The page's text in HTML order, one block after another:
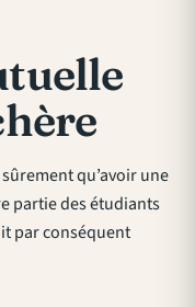
qu’avoir une
partie des étudiants
par conséquent